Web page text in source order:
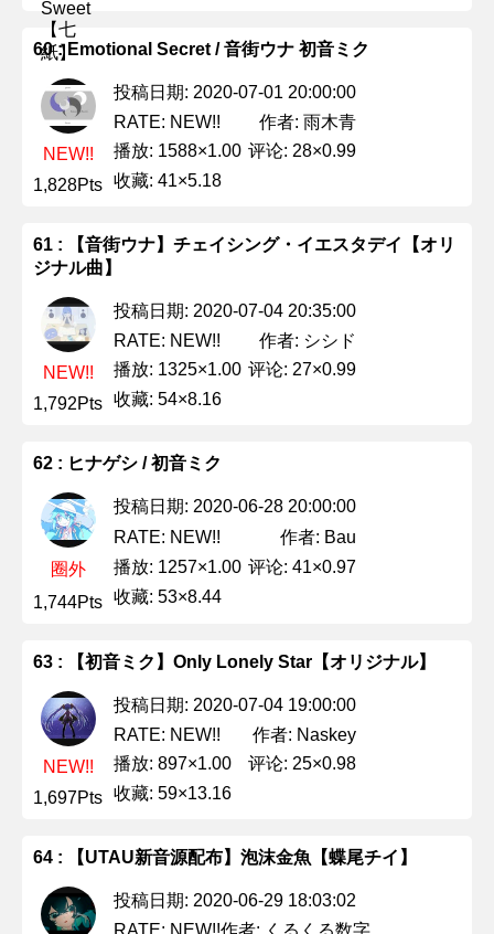
60 : Emotional Secret / 音街ウナ 初音ミク
NEW!!
1,828Pts
投稿日期: 2020-07-01 20:00:00
RATE: NEW!!
作者: 雨木青
播放: 1588×1.00 评论: 28×0.99
收藏: 41×5.18
61 : 【音街ウナ】チェイシング・イエスタデイ【オリ
ジナル曲】
NEW!!
1,792Pts
投稿日期: 2020-07-04 20:35:00
RATE: NEW!!
作者: シシド
播放: 1325×1.00 评论: 27×0.99
收藏: 54×8.16
62 : ヒナゲシ / 初音ミク
圈外
1,744Pts
投稿日期: 2020-06-28 20:00:00
RATE: NEW!!
作者: Bau
播放: 1257×1.00 评论: 41×0.97
收藏: 53×8.44
63 : 【初音ミク】Only Lonely Star【オリジナル】
NEW!!
1,697Pts
投稿日期: 2020-07-04 19:00:00
RATE: NEW!!
作者: Naskey
播放: 897×1.00
评论: 25×0.98
收藏: 59×13.16
64 : 【UTAU新音源配布】泡沫金魚【蝶尾チイ】
投稿日期: 2020-06-29 18:03:02
RATE: NEW!!作者: くるくる数字